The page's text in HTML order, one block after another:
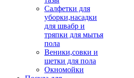
Салфетки для
уборки,насадки
для швабр и
тряпки для мытья
пола
Веники,совки и
щетки для пола
Окномойки